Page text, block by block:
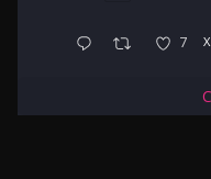
7 X